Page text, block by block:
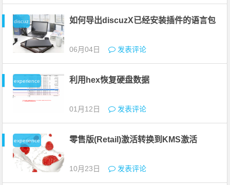
discuz 如何导出discuzX已经安装插件的语言包
06月04日 发表评论
experience 利用hex恢复硬盘数据
01月12日 发表评论
experience 零售版(Retail)激活转换到KMS激活
10月23日 发表评论